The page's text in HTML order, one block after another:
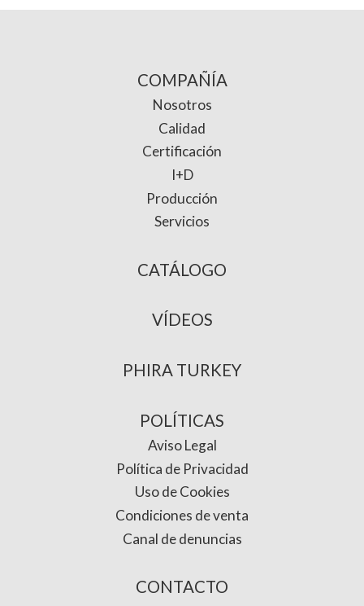
COMPAÑÍA
Nosotros
Calidad
Certificación
I+D
Producción
Servicios
CATÁLOGO
VÍDEOS
PHIRA TURKEY
POLÍTICAS
Aviso Legal
Política de Privacidad
Uso de Cookies
Condiciones de venta
Canal de denuncias
CONTACTO